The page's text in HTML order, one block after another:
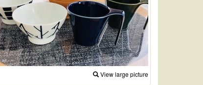
View large picture